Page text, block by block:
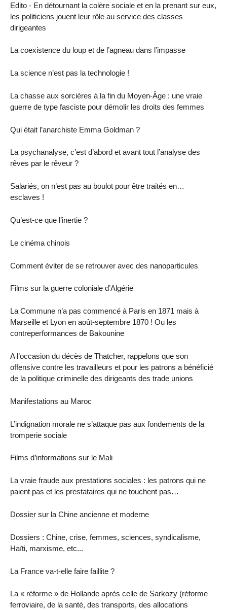
Edito - En détournant la colère sociale et en la prenant sur eux,
les politiciens jouent leur rôle au service des classes
dirigeantes
La coexistence du loup et de l’agneau dans l’impasse
La science n’est pas la technologie !
La chasse aux sorcières à la fin du Moyen-Âge : une vraie
guerre de type fasciste pour démolir les droits des femmes
Qui était l’anarchiste Emma Goldman ?
La psychanalyse, c’est d’abord et avant tout l’analyse des
rêves par le rêveur ?
Salariés, on n’est pas au boulot pour être traités en…
esclaves !
Qu’est-ce que l’inertie ?
Le cinéma chinois
Comment éviter de se retrouver avec des nanoparticules
Films sur la guerre coloniale d’Algérie
La Commune n’a pas commencé à Paris en 1871 mais à
Marseille et Lyon en août-septembre 1870 ! Ou les
contreperformances de Bakounine
A l’occasion du décès de Thatcher, rappelons que son
offensive contre les travailleurs et pour les patrons a bénéficié
de la politique criminelle des dirigeants des trade unions
Manifestations au Maroc
L’indignation morale ne s’attaque pas aux fondements de la
tromperie sociale
Films d’informations sur le Mali
La vraie fraude aux prestations sociales : les patrons qui ne
paient pas et les prestataires qui ne touchent pas…
Dossier sur la Chine ancienne et moderne
Dossiers : Chine, crise, femmes, sciences, syndicalisme,
Haïti, marxisme, etc...
La France va-t-elle faire faillite ?
La « réforme » de Hollande après celle de Sarkozy (réforme
ferroviaire, de la santé, des transports, des allocations